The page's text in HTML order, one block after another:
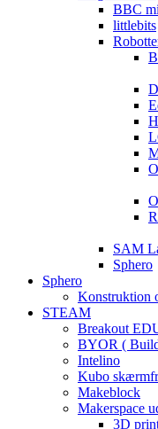
BBC
littlebits
SAM
Sphero
Sphero
Konstruktion
STEAM
Breakout
BYOR (
Intelino
Kubo
Makeblock
Makerspace
3D